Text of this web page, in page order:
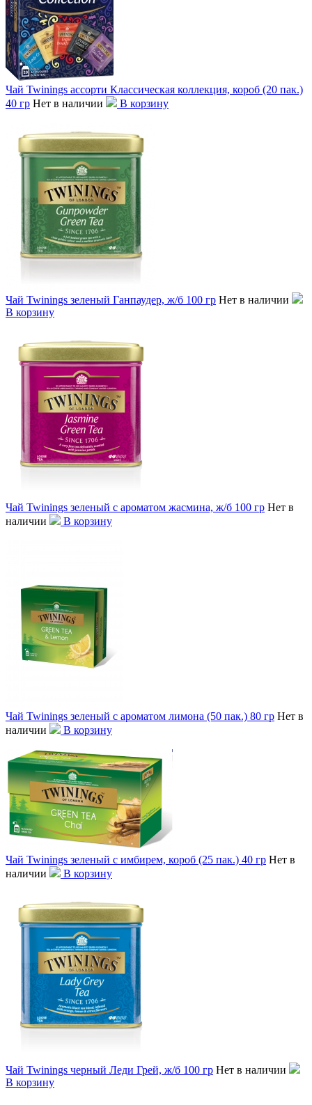
Чай Twinings ассорти Классическая коллекция, короб (20 пак.)
40 гр Нет в наличии В корзину
Чай Twinings зеленый Ганпаудер, ж/б 100 гр Нет в наличии
В корзину
Чай Twinings зеленый с ароматом жасмина, ж/б 100 гр Нет в
наличии
В корзину
Чай Twinings зеленый с ароматом лимона (50 пак.) 80 гр Нет в
наличии
В корзину
Чай Twinings зеленый с имбирем, короб (25 пак.) 40 гр Нет в
наличии
В корзину
Чай Twinings черный Леди Грей, ж/б 100 гр Нет в наличии
В корзину